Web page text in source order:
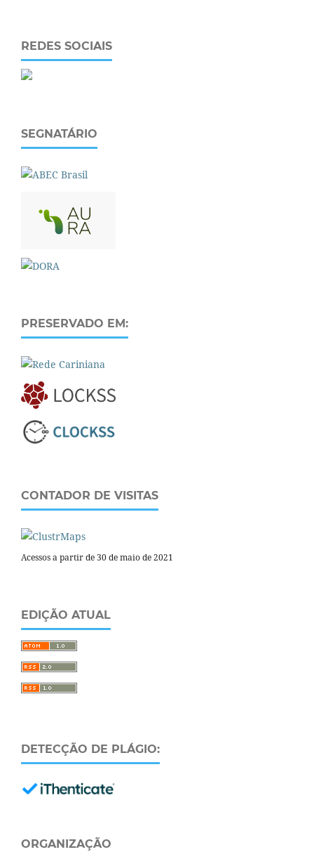
REDES SOCIAIS
SEGNATÁRIO
PRESERVADO EM:
CONTADOR DE VISITAS
Acessos a partir de 30 de maio de 2021
EDIÇÃO ATUAL
DETECÇÃO DE PLÁGIO:
ORGANIZAÇÃO